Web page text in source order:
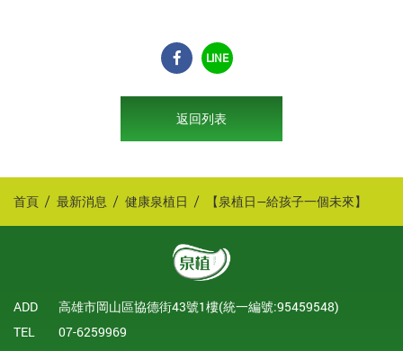
LINE
返回列表
首頁 最新消息 健康泉植日 【泉植日—給孩子一個未來】
ADD
高雄市岡山區協德街43號1樓(統一編號:95459548)
TEL
07-6259969